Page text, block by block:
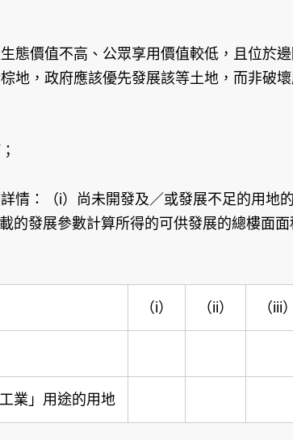
態價值不高、公眾享用價值較低，且位於
地，政府應該優先發展該等土地，而非破
情：（i）尚未開發及／或發展不足的用地
的發展參數計算所得的可供發展的總樓面面
（i） （ii） （iii）
業」用途的用地